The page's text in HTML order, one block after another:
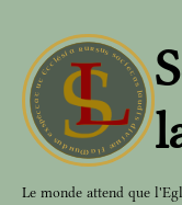
contenu
Le monde attend que